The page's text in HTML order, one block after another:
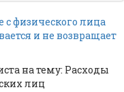
с физического лица
и не возвращает
на тему: Расходы
лиц